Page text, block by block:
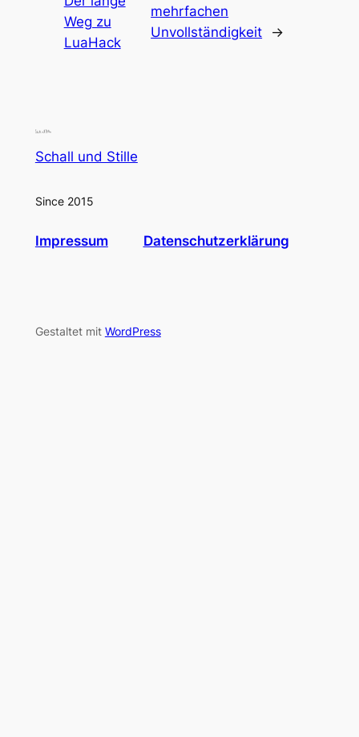
Weg zu
LuaHack
mehrfachen
Unvollständigkeit
→
Schall und Stille
Since 2015
Impressum Datenschutzerklärung
Gestaltet mit WordPress